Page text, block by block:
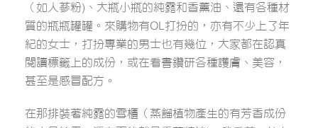
（如人蔘粉)、大瓶小瓶的純露和香薰油、還有各種材
質的瓶瓶罐罐。來購物有OL打扮的，亦有不少上了年
紀的女士，打扮專業的男士也有幾位，大家都在認真
閱讀標籤上的成份，或在看書鑽研各種護膚、美容，
甚至是感冒配方。
在那排裝著純露的雪櫃（蒸餾植物產生的有芳香成份